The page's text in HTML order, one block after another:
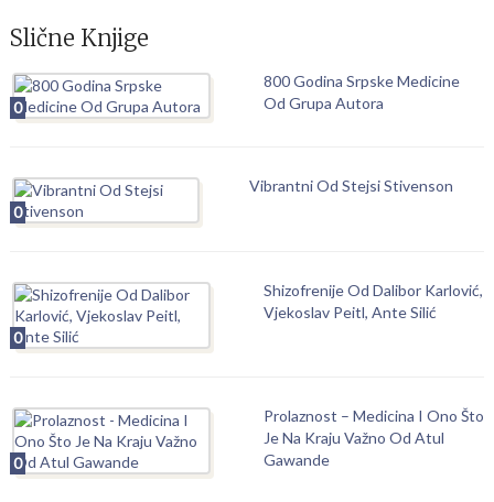
Slične Knjige
0
800 Godina Srpske Medicine
Od Grupa Autora
0
Vibrantni Od Stejsi Stivenson
0
Shizofrenije Od Dalibor Karlović,
Vjekoslav Peitl, Ante Silić
0
Prolaznost – Medicina I Ono Što
Je Na Kraju Važno Od Atul
Gawande